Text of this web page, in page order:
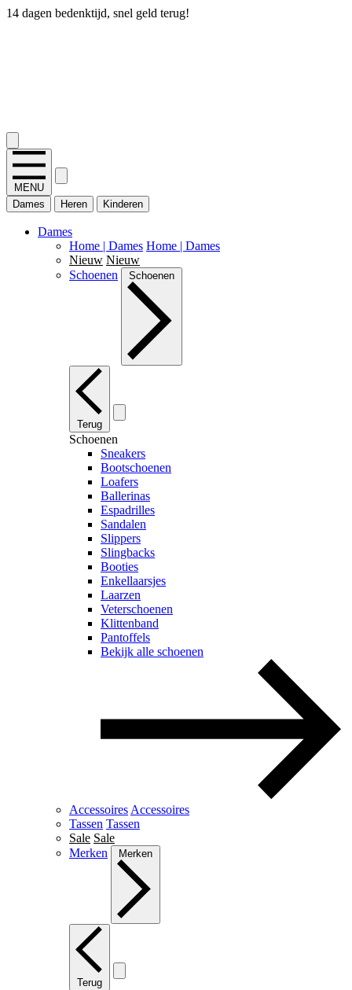
14 dagen bedenktijd, snel geld terug!
MENU
Dames
Heren Kinderen
Dames
Home | Dames Home | Dames
Nieuw Nieuw
Schoenen
Schoenen
Terug
Schoenen
Sneakers
Bootschoenen
Loafers
Ballerinas
Espadrilles
Sandalen
Slippers
Slingbacks
Booties
Enkellaarsjes
Laarzen
Veterschoenen
Klittenband
Pantoffels
Bekijk alle schoenen
Accessoires Accessoires
Tassen Tassen
Sale Sale
Merken
Merken
Terug